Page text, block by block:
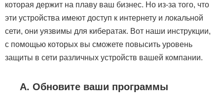
которая держит на плаву ваш бизнес. Но из-за того, что
эти устройства имеют доступ к интернету и локальной
сети, они уязвимы для кибератак. Вот наши инструкции,
с помощью которых вы сможете повысить уровень
защиты в сети различных устройств вашей компании.
A. Обновите ваши программы